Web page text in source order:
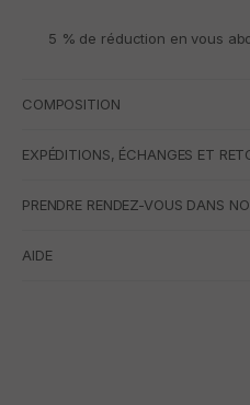
5 % de réduction en vous
COMPOSITION
EXPÉDITIONS, ÉCHANGES ET
PRENDRE RENDEZ-VOUS DANS
AIDE